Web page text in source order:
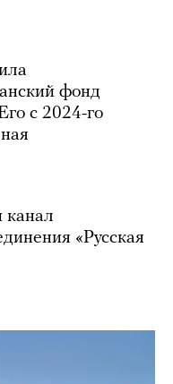
фонд
с 2024-го
канал
«Русская